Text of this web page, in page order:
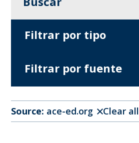
Filtrar por tipo
Filtrar por fuente
Source: ace-ed.org Clear all